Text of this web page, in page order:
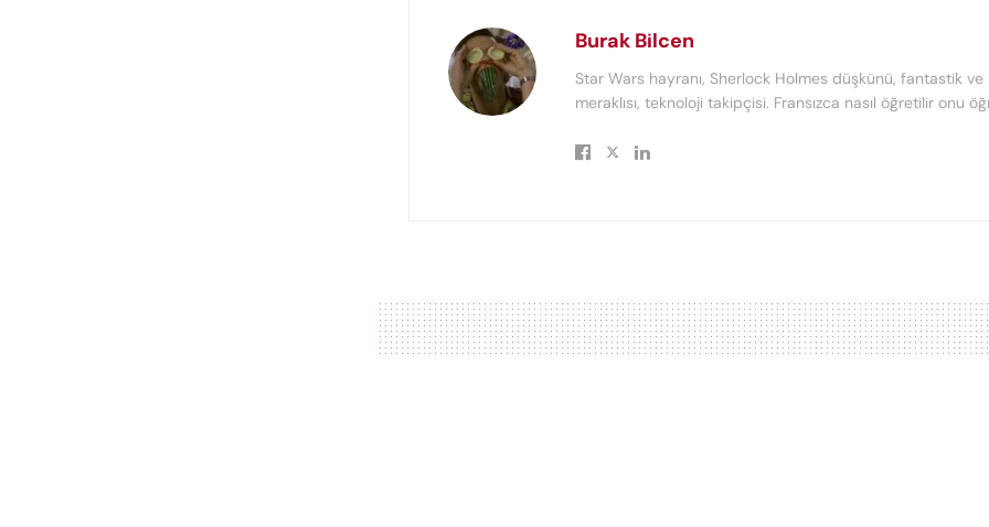
Burak Bilcen
Star Wars hayranı, Sherlock Holmes düşkünü, fantastik ve
meraklısı, teknoloji takipçisi. Fransızca nasıl öğretilir onu